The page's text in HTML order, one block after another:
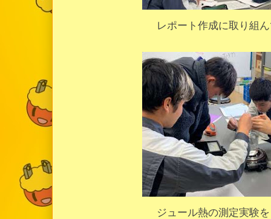
レポート作成に取り組
ジュール熱の測定実験